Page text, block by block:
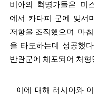
비아의 혁명가들은 미
에서 카다피 군에 맞서
저항을 조직했으며 , 마
을 타도하는데 성공했다
반란군에 체포되어 처형
이에 대해 러시아와